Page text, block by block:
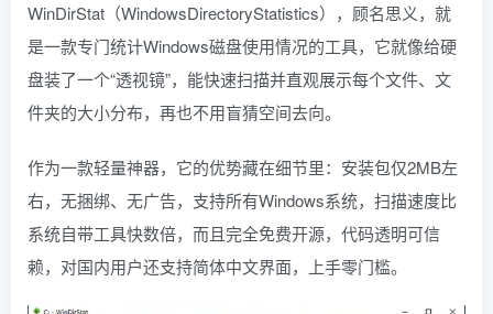
WinDirStat（WindowsDirectoryStatistics），顾名思义，就
是一款专门统计Windows磁盘使用情况的工具，它就像给硬
盘装了一个“透视镜”，能快速扫描并直观展示每个文件、文
件夹的大小分布，再也不用盲猜空间去向。
作为一款轻量神器，它的优势藏在细节里：安装包仅2MB左
右，无捆绑、无广告，支持所有Windows系统，扫描速度比
系统自带工具快数倍，而且完全免费开源，代码透明可信
赖，对国内用户还支持简体中文界面，上手零门槛。